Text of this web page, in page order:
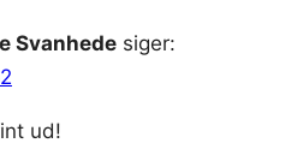
Svanhede siger:
ud!